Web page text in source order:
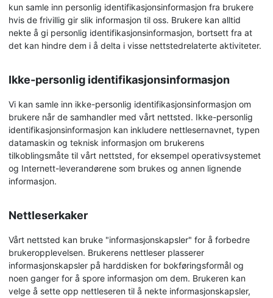
kun samle inn personlig identifikasjonsinformasjon fra brukere
hvis de frivillig gir slik informasjon til oss. Brukere kan alltid
nekte å gi personlig identifikasjonsinformasjon, bortsett fra at
det kan hindre dem i å delta i visse nettstedrelaterte aktiviteter.
Ikke-personlig identifikasjonsinformasjon
Vi kan samle inn ikke-personlig identifikasjonsinformasjon om
brukere når de samhandler med vårt nettsted. Ikke-personlig
identifikasjonsinformasjon kan inkludere nettlesernavnet, typen
datamaskin og teknisk informasjon om brukerens
tilkoblingsmåte til vårt nettsted, for eksempel operativsystemet
og Internett-leverandørene som brukes og annen lignende
informasjon.
Nettleserkaker
Vårt nettsted kan bruke "informasjonskapsler" for å forbedre
brukeropplevelsen. Brukerens nettleser plasserer
informasjonskapsler på harddisken for bokføringsformål og
noen ganger for å spore informasjon om dem. Brukeren kan
velge å sette opp nettleseren til å nekte informasjonskapsler,